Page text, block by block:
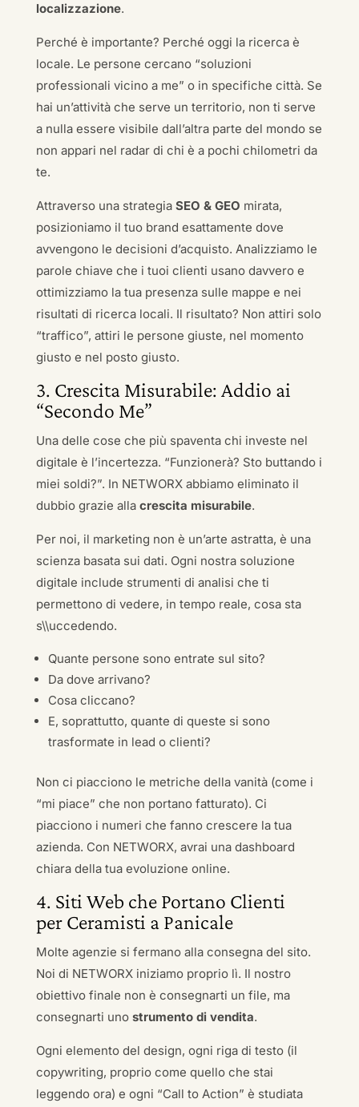
localizzazione.
Perché è importante? Perché oggi la ricerca è
locale. Le persone cercano “soluzioni
professionali vicino a me” o in specifiche città. Se
hai un’attività che serve un territorio, non ti serve
a nulla essere visibile dall’altra parte del mondo se
non appari nel radar di chi è a pochi chilometri da
te.
Attraverso una strategia SEO & GEO mirata,
posizioniamo il tuo brand esattamente dove
avvengono le decisioni d’acquisto. Analizziamo le
parole chiave che i tuoi clienti usano davvero e
ottimizziamo la tua presenza sulle mappe e nei
risultati di ricerca locali. Il risultato? Non attiri solo
“traffico”, attiri le persone giuste, nel momento
giusto e nel posto giusto.
3. Crescita Misurabile: Addio ai
“Secondo Me”
Una delle cose che più spaventa chi investe nel
digitale è l’incertezza. “Funzionerà? Sto buttando i
miei soldi?”. In NETWORX abbiamo eliminato il
dubbio grazie alla crescita misurabile.
Per noi, il marketing non è un’arte astratta, è una
scienza basata sui dati. Ogni nostra soluzione
digitale include strumenti di analisi che ti
permettono di vedere, in tempo reale, cosa sta
s\\uccedendo.
Quante persone sono entrate sul sito?
Da dove arrivano?
Cosa cliccano?
E, soprattutto, quante di queste si sono
trasformate in lead o clienti?
Non ci piacciono le metriche della vanità (come i
“mi piace” che non portano fatturato). Ci
piacciono i numeri che fanno crescere la tua
azienda. Con NETWORX, avrai una dashboard
chiara della tua evoluzione online.
4. Siti Web che Portano Clienti
per Ceramisti a Panicale
Molte agenzie si fermano alla consegna del sito.
Noi di NETWORX iniziamo proprio lì. Il nostro
obiettivo finale non è consegnarti un file, ma
consegnarti uno strumento di vendita.
Ogni elemento del design, ogni riga di testo (il
copywriting, proprio come quello che stai
leggendo ora) e ogni “Call to Action” è studiata